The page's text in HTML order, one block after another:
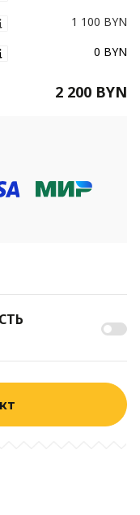
1 100 BYN
0 BYN
2 200 BYN